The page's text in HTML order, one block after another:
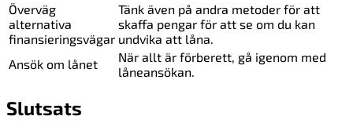
Överväg
alternativa
finansieringsvägar
Tänk även på andra metoder för att
skaffa pengar för att se om du kan
undvika att låna.
Ansök om lånet
När allt är förberett, gå igenom med
låneansökan.
Slutsats